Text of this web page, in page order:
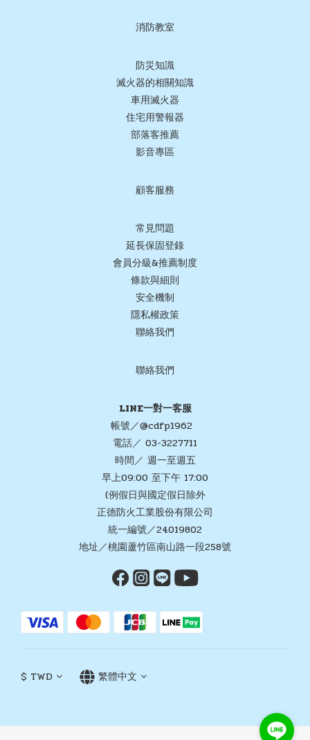
消防教室
防災知識
滅火器的相關知識
車用滅火器
住宅用警報器
部落客推薦
影音專區
顧客服務
常見問題
延長保固登錄
會員分級&推薦制度
條款與細則
安全機制
隱私權政策
聯絡我們
聯絡我們
LINE一對一客服
帳號／@cdfp1962
電話／ 03-3227711
時間／ 週一至週五
早上09:00 至下午 17:00
(例假日與國定假日除外
正德防火工業股份有限公司
統一編號／24019802
地址／桃園蘆竹區南山路一段258號
$ TWD 繁體中文